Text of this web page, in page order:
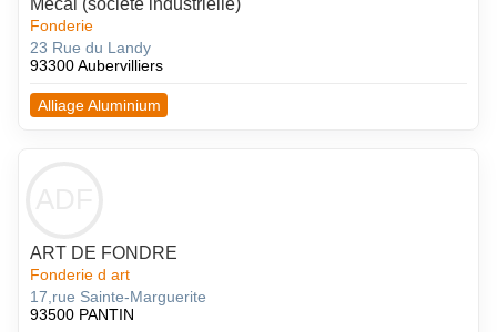
Mecal (societe industrielle)
Fonderie
23 Rue du Landy
93300 Aubervilliers
Alliage Aluminium
ART DE FONDRE
Fonderie d art
17,rue Sainte-Marguerite
93500 PANTIN